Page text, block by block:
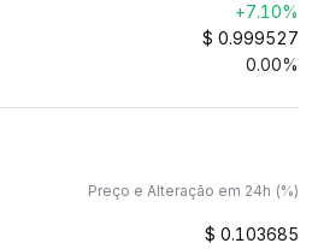
+7.10%
$ 0.999527
0.00%
Preço e Alteração em 24h (%)
$ 0.103685